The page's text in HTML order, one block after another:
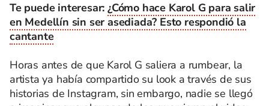
Te puede interesar:¿Cómo hace Karol G para salir
en Medellín sin ser asediada? Esto respondió la
cantante
Horas antes de que Karol G saliera a rumbear, la
artista ya había compartido su look a través de sus
historias de Instagram, sin embargo, nadie se llegó